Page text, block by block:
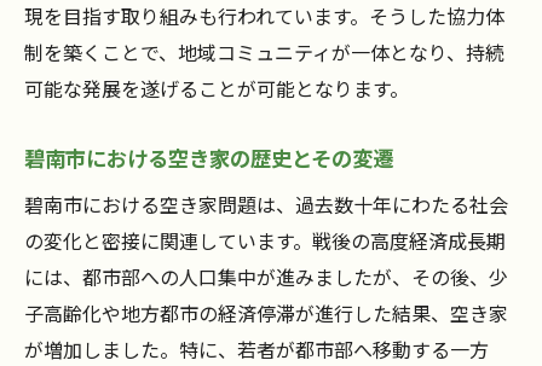
ョン
空き家解体を通じて碧南市が目指す持続可能な
未来
環境に優しい解体技術とその普及
持続可能性を考慮した解体後の土地活用
地域資源としての空き家を活用する方法
未来に繋がる空き家解体の成功事例
持続可能な未来に向けた空き家政策の展望
現を目指す取り組みも行われています。そうした協力体
制を築くことで、地域コミュニティが一体となり、持続
可能な発展を遂げることが可能となります。
碧南市における空き家の歴史とその変遷
碧南市における空き家問題は、過去数十年にわたる社会
の変化と密接に関連しています。戦後の高度経済成長期
には、都市部への人口集中が進みましたが、その後、少
子高齢化や地方都市の経済停滞が進行した結果、空き家
が増加しました。特に、若者が都市部へ移動する一方